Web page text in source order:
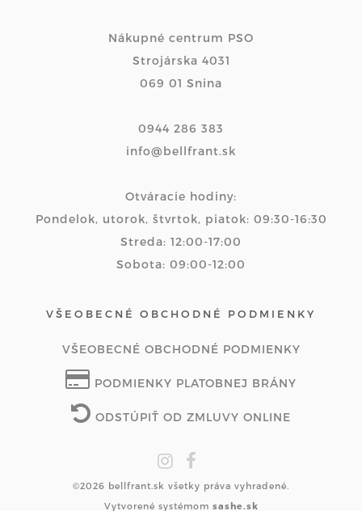
Nákupné centrum PSO
Strojárska 4031
069 01 Snina
0944 286 383
info@bellfrant.sk
Otváracie hodiny:
Pondelok, utorok, štvrtok, piatok: 09:30-16:30
Streda: 12:00-17:00
Sobota: 09:00-12:00
VŠEOBECNÉ OBCHODNÉ PODMIENKY
VŠEOBECNÉ OBCHODNÉ PODMIENKY
PODMIENKY PLATOBNEJ BRÁNY
ODSTÚPIŤ OD ZMLUVY ONLINE
©2026 bellfrant.sk všetky práva vyhradené.
Vytvorené systémom sashe.sk